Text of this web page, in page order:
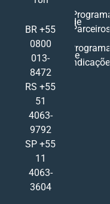
BR +55
0800
013-
8472
RS +55
51
4063-
9792
SP +55
11
4063-
3604
Programa
de
Parceiros
Programa
de
Indicações